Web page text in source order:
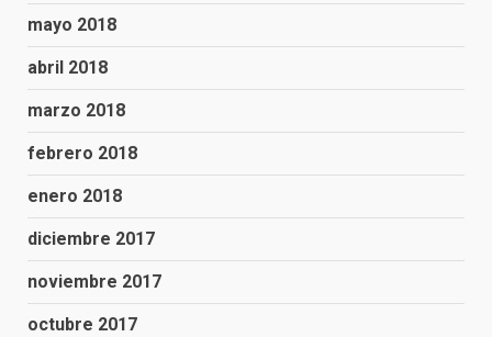
mayo 2018
abril 2018
marzo 2018
febrero 2018
enero 2018
diciembre 2017
noviembre 2017
octubre 2017